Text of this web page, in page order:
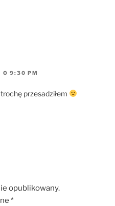
O 9:30 PM
przesadziłem
opublikowany.
*